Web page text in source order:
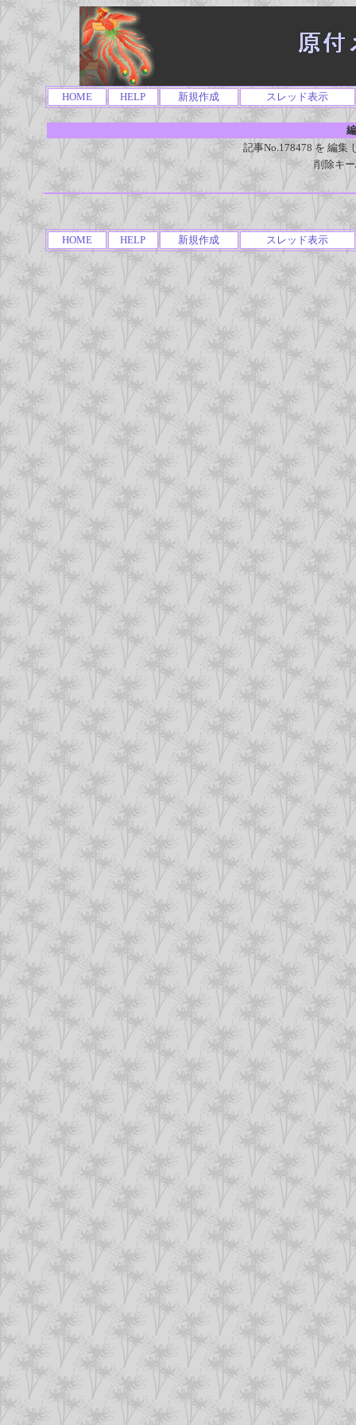
HOME HELP 新規作成 スレッド表示
記事No.178478 を 編集
削除キ
HOME HELP 新規作成 スレッド表示